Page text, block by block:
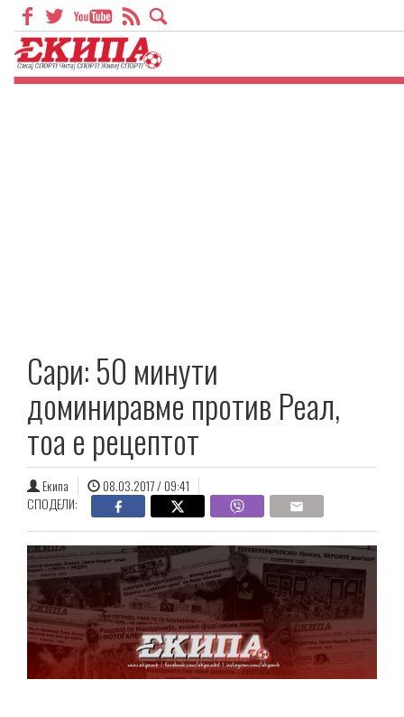
Сари: 50 минути
доминиравме против Реал,
тоа е рецептот
Екипа
08.03.2017 / 09:41
СПОДЕЛИ: